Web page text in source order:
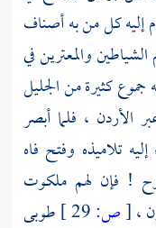
إليه كل من به أصناف
والمعترين في
جموع كثيرة منالجليل
الأردن ، فلما أبصر
تلاميذه وفتح فاه
! فإن لهم ملكوت
،[ص:
طوبى